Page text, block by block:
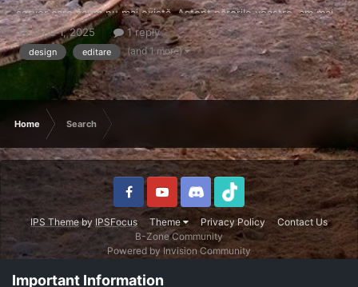
server care acum nu mai există. Aștept părerile voastre, am mai
multe dar momentan întămpin ceva probleme cu încărcarea lor.
June 1, 2025 1 reply
design editare (and 1 more)
Home Search
IPS Themeby IPSFocus Theme Privacy Policy
Contact Us
B-Zone Community
Powered by Invision Community
Important Information